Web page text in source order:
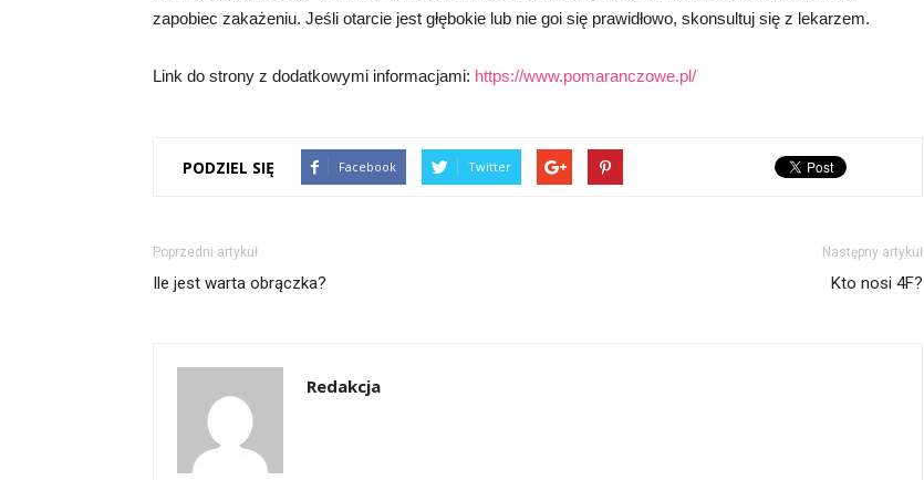
zapobiec zakażeniu. Jeśli otarcie jest głębokie lub nie goi się prawidłowo, skonsultuj się z lekarzem.
Link do strony z dodatkowymi informacjami: https://www.pomaranczowe.pl/
PODZIEL SIĘ Facebook Twitter
Poprzedni artykuł
Ile jest warta obrączka?
Następny artykuł
Kto nosi 4F?
Redakcja